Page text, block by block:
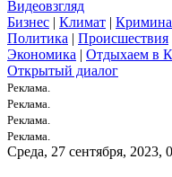
Видеовзгляд
Бизнес | Климат |
Политика | Происшествия
Экономика | Отдыхаем в
Открытый диалог
Реклама.
Реклама.
Реклама.
Реклама.
Среда, 27 сентября, 2023,